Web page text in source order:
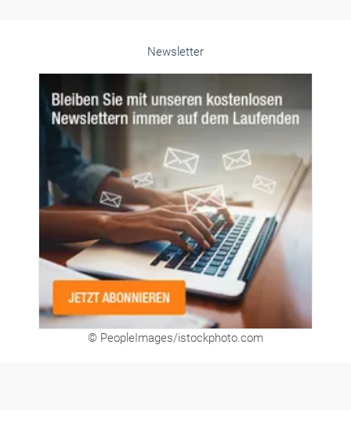
Newsletter
© PeopleImages/istockphoto.com